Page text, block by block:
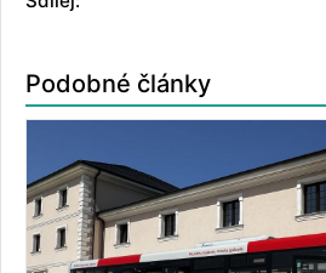
Podobné články